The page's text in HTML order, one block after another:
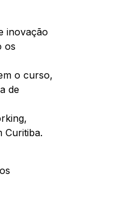
inovação
os
o curso,
de
Curitiba.